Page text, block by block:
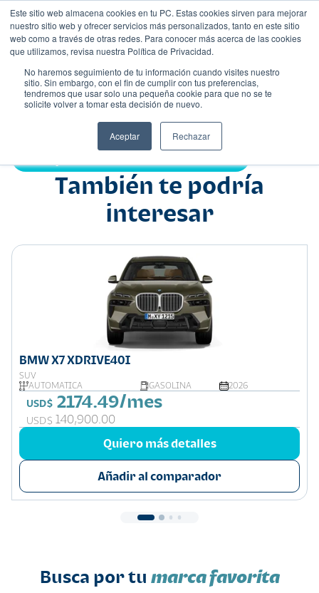
Este sitio web almacena cookies en tu PC. Estas cookies sirven para mejorar
nuestro sitio web y ofrecer servicios más personalizados, tanto en este sitio
web como a través de otras redes. Para conocer más acerca de las cookies
que utilizamos, revisa nuestra Política de Privacidad.
No haremos seguimiento de tu información cuando visites nuestro
sitio. Sin embargo, con el fin de cumplir con tus preferencias,
tendremos que usar solo una pequeña cookie para que no se te
solicite volver a tomar esta decisión de nuevo.
Aceptar Rechazar
Nombre
También te podría
interesar
BMW X7 XDRIVE40I
SUV
AUTOMÁTICA
GASOLINA 2026
USD$ 2174.49/mes
USD$ 140,900.00
Quiero más detalles
Añadir al comparador
Busca por tu marca favorita